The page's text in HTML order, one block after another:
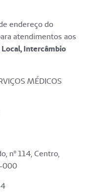
endereço do
atendimentos aos
Intercâmbio
MÉDICOS
nº 114, Centro,
000